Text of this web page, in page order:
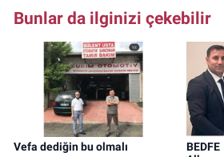
Bunlar da ilginizi çekebilir
Vefa dediğin bu olmalı